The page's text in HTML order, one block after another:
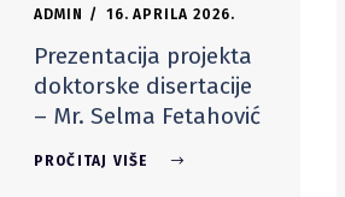
ADMIN 16. APRILA 2026.
Prezentacija projekta
doktorske disertacije
– Mr. Selma Fetahović
PROČITAJ VIŠE